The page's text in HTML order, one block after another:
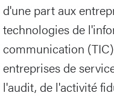
d'une part aux
technologies de
communication
entreprises de
l'audit, de l'activité